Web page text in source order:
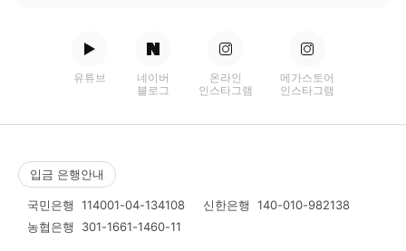
유튜브
네이버
블로그
온라인
인스타그램
메가스토어
인스타그램
입금 은행안내
국민은행 114001-04-134108 신한은행 140-010-982138
농협은행 301-1661-1460-11